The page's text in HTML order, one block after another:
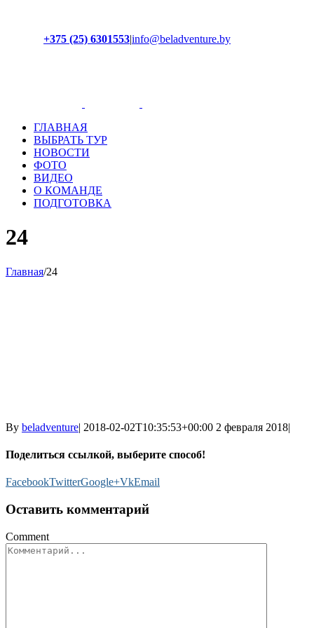
+375 (25) 6301553|info@beladventure.by
ГЛАВНАЯ
ВЫБРАТЬ ТУР
НОВОСТИ
ФОТО
ВИДЕО
О КОМАНДЕ
ПОДГОТОВКА
24
Главная/24
By beladventure| 2018-02-02T10:35:53+00:00 2 февраля 2018|
Поделиться ссылкой, выберите способ!
FacebookTwitterGoogle+VkEmail
Оставить комментарий
Comment